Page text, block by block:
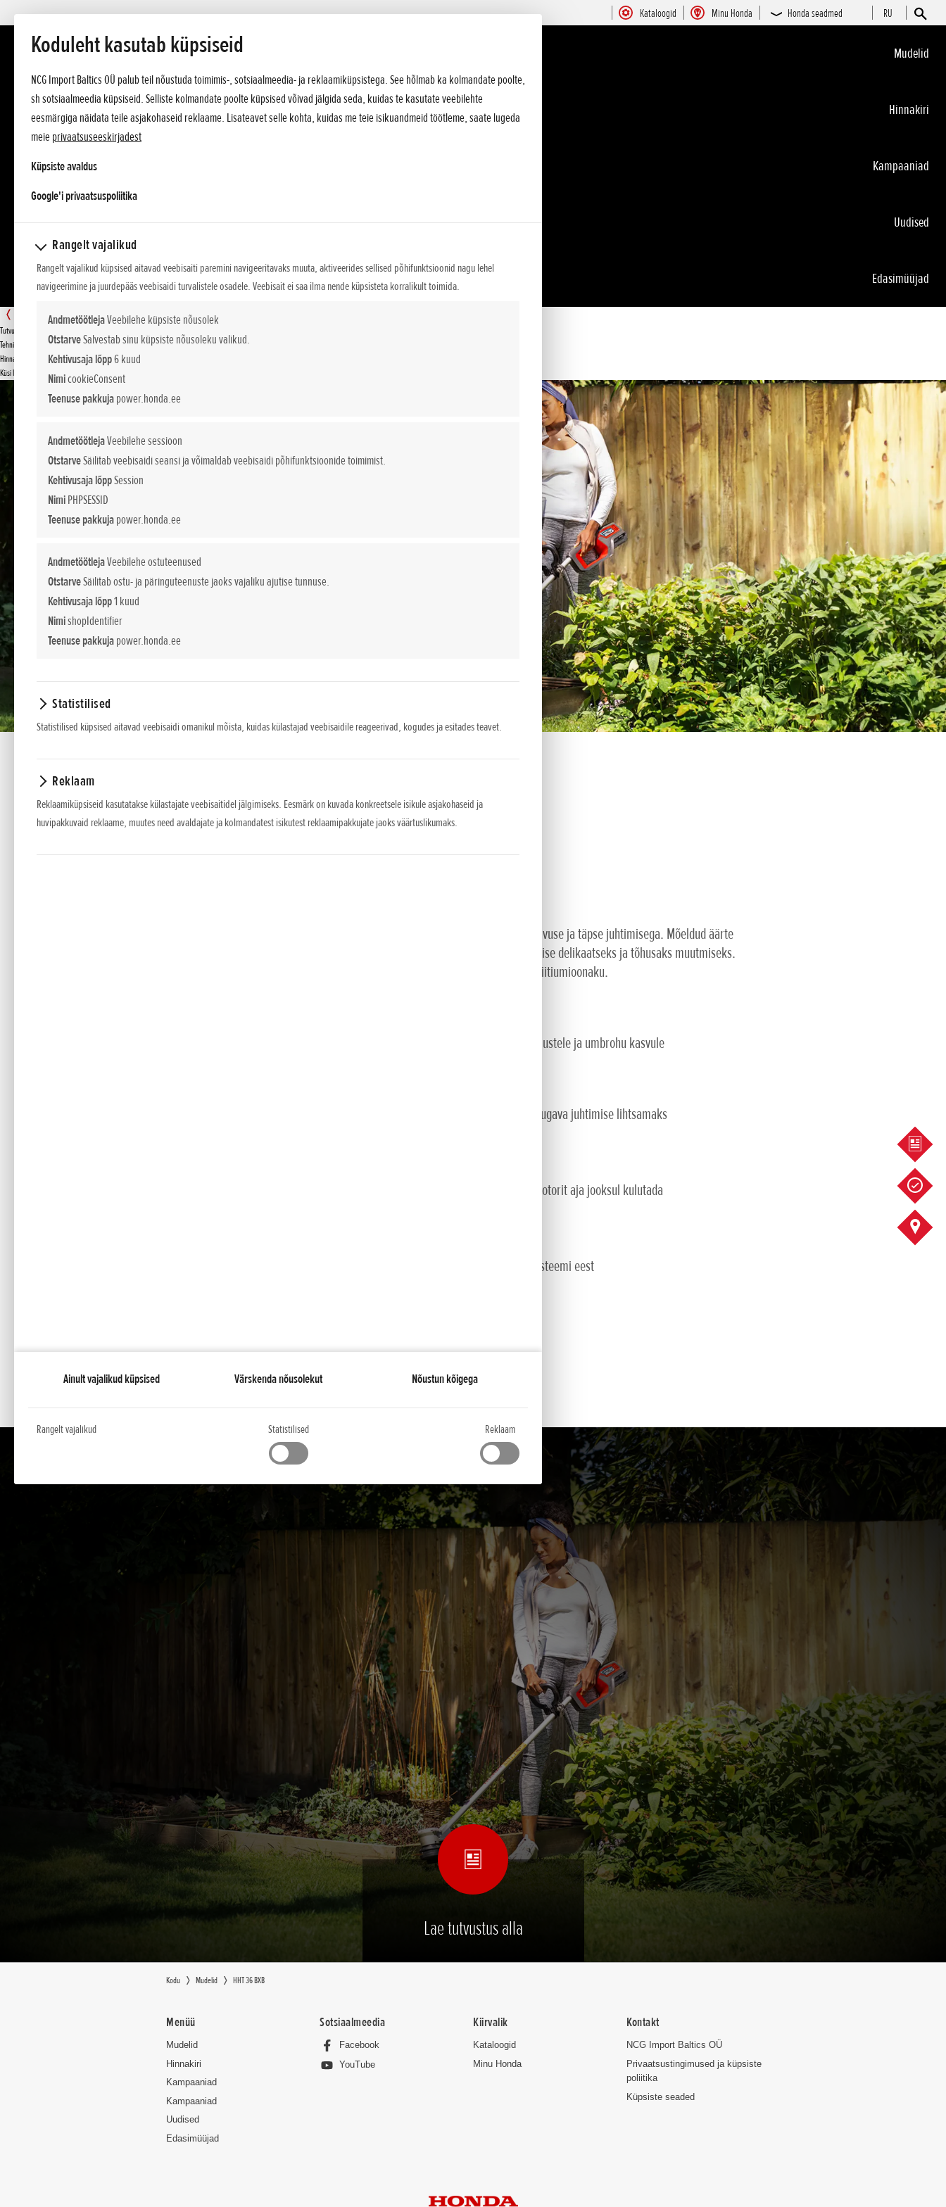
Koduleht kasutab küpsiseid
NCG Import Baltics OÜ palub teil nõustuda toimimis-, sotsiaalmeedia- ja reklaamiküpsistega. See hõlmab ka kolmandate poolte,
sh sotsiaalmeedia küpsiseid. Selliste kolmandate poolte küpsised võivad jälgida seda, kuidas te kasutate veebilehte
eesmärgiga näidata teile asjakohaseid reklaame. Lisateavet selle kohta, kuidas me teie isikuandmeid töötleme, saate lugeda
meieprivaatsuseeskirjadest
Küpsiste avaldus
Google'i privaatsuspoliitikaopens in a new tab
Rangelt vajalikud
Rangelt vajalikud küpsised aitavad veebisaiti paremini navigeeritavaks muuta, aktiveerides sellised põhifunktsioonid nagu lehel
navigeerimine ja juurdepääs veebisaidi turvalistele osadele. Veebisait ei saa ilma nende küpsisteta korralikult toimida.
AndmetöötlejaVeebilehe küpsiste nõusolek
OtstarveSalvestab sinu küpsiste nõusoleku valikud.
Kehtivusaja lõpp6 kuud
NimicookieConsent
Teenuse pakkujapower.honda.ee
AndmetöötlejaVeebilehe sessioon
OtstarveSäilitab veebisaidi seansi ja võimaldab veebisaidi põhifunktsioonide toimimist.
Kehtivusaja lõppSession
NimiPHPSESSID
Teenuse pakkujapower.honda.ee
AndmetöötlejaVeebilehe ostuteenused
OtstarveSäilitab ostu- ja päringuteenuste jaoks vajaliku ajutise tunnuse.
Kehtivusaja lõpp1 kuud
NimishopIdentifier
Teenuse pakkujapower.honda.ee
Statistilised
Statistilised küpsised aitavad veebisaidi omanikul mõista, kuidas külastajad veebisaidile reageerivad, kogudes ja esitades teavet.
Reklaam
Reklaamiküpsiseid kasutatakse külastajate veebisaitidel jälgimiseks. Eesmärk on kuvada konkreetsele isikule asjakohaseid ja
huvipakkuvaid reklaame, muutes need avaldajate ja kolmandatest isikutest reklaamipakkujate jaoks väärtuslikumaks.
Ainult vajalikud küpsised Värskenda nõusolekut Nõustun kõigega
Rangelt vajalikud Statistilised Reklaam
Kataloogid Minu Honda Honda seadmed RU
Mudelid
Hinnakiri
Kampaaniad
Uudised
Edasimüüjad
HHT 36 BXB
Tutvustus
Tehnilised andmed
Hinnakiri
Küsi lisa
KÜSI PAKKUMIST
KÜSI
HHT 36 BXB
Looge oma murule ja maastikule optimaalne viimistlus Honda juhtmeta murutrimmeri täiustatud mugavuse ja täpse juhtimisega. Mõeldud äärte
korrastamise, taimede kärpimise, muruservade lõikamise ning puude ümber trimmimise ja korrastamise delikaatseks ja tõhusaks muutmiseks.
Sellel kvaliteetsel käsitööriistal on võimas ja vastupidav harjadeta mootor ning toiteallikaks on Honda liitiumioonaku.
Nautige täielikku juhtimist päästikuga, mis võimaldab teil kohandada oma kiirust vastavalt murutingimustele ja umbrohu kasvule
Kohandage oma käepide vastavalt soovitud lõikeasendile, mis muudab tööriista tasakaalustamise ja mugava juhtimise lihtsamaks
Suure jõudlusega harjadeta mootor annab teile uskumatu efektiivsuse ilma hõõrdumiseta, mis võib mootorit aja jooksul kulutada
Lõika täieliku täpsusega, kasutage kokkupandavat taimekaitset, et kaitsta puid ja lillepeenraid lõikesüsteemi eest
Lae tutvustus alla
Kodu Mudelid HHT 36 BXB
Menüü
Mudelid
Hinnakiri
Kampaaniad
Kampaaniad
Uudised
Edasimüüjad
Sotsiaalmeedia
Facebook
YouTube
Kiirvalik
Kataloogid
Minu Honda
Kontakt
NCG Import Baltics OÜ
Privaatsustingimused ja küpsiste
poliitika
Küpsiste seaded